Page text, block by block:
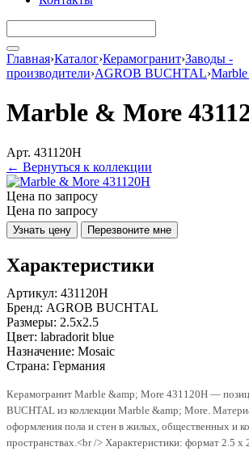
Главная›Каталог›Керамогранит›Заводы -
производители›AGROB BUCHTAL›
Marble & More
Арт. 431120H
← Вернуться к коллекции
Цена по запросу
Цена по запросу
Узнать цену Перезвоните мне
Характеристики
Артикул: 431120H
Бренд: AGROB BUCHTAL
Размеры: 2.5x2.5
Цвет: labradorit blue
Назначение: Mosaic
Страна: Германия
Керамогранит Marble &amp; More 431120H —
BUCHTAL из коллекции Marble &amp; More.
оформления пола и стен в жилых, общественных и
пространствах.<br /> Характеристики: формат 2.5 x